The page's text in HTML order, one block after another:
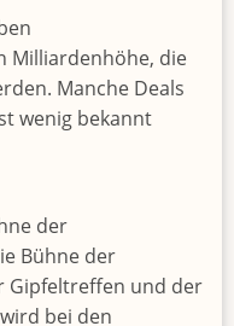
Milliardenhöhe, die
Manche Deals
wenig bekannt
der
Bühne der
Gipfeltreffen und der
bei den